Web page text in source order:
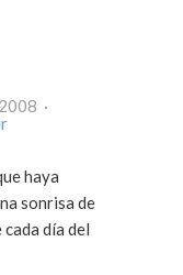
patitofe0 en enero 1, 2008 ·
haya
de
día del